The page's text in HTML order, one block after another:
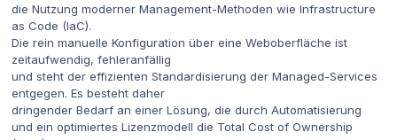
die Nutzung moderner Management-Methoden wie Infrastructure
as Code (IaC).
Die rein manuelle Konfiguration über eine Weboberfläche ist
zeitaufwendig, fehleranfällig
und steht der effizienten Standardisierung der Managed-Services
entgegen. Es besteht daher
dringender Bedarf an einer Lösung, die durch Automatisierung
und ein optimiertes Lizenzmodell die Total Cost of Ownership